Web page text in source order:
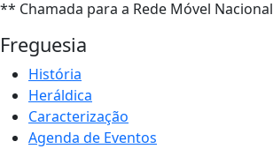
** Chamada para a Rede Móvel Nacional
Freguesia
História
Heráldica
Caracterização
Agenda de Eventos